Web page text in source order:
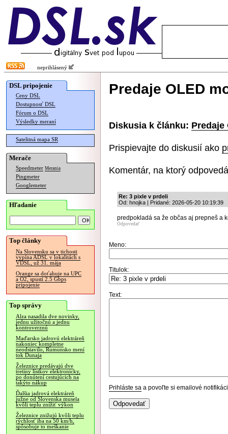
neprihlásený
DSL pripojenie
Ceny DSL
Dostupnosť DSL
Fórum o DSL
Výsledky meraní
Satelitná mapa SR
Merače
Speedmeter Merania
Pingmeter
Googlemeter
Hľadanie
Top články
Na Slovensku sa v tichosti
vypína ADSL v lokalitách s
VDSL, už 31. mája
Orange sa doťahuje na UPC
a O2, spustí 2.5 Gbps
pripojenie
Top správy
Alza nasadila dve novinky,
jednu užitočnú a jednu
kontroverznú
Maďarsko jadrovú elektráreň
nakoniec kompletne
neodstavilo, Rumunsko mení
tok Dunaja
Železnice predávajú dve
tretiny lístkov elektronicky,
po donútení cestujúcich na
takýto nákup
Ďalšia jadrová elektráreň
južne od Slovenska musela
kvôli teplu znížiť výkon
Železnice znižujú kvôli teplu
rýchlosť iba na 50 km/h,
spôsobuje to meškanie
Predaje OLED
Diskusia k článku: Predaje
Prispievajte do diskusií ako
Komentár, na ktorý
Re: 3 pixle v prdeli
Od: hnojka | Pridané: 2026-05-20 10:19:39
predpokladá sa že občas aj prepneš a
Odpovedať
Meno:
Titulok:
Text:
Prihláste sa a povoľte si emailové